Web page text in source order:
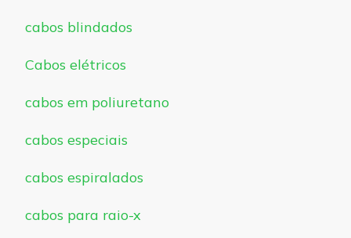
cabos blindados
Cabos elétricos
cabos em poliuretano
cabos especiais
cabos espiralados
cabos para raio-x